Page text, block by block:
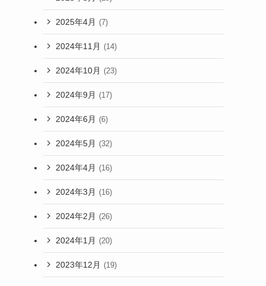
2025年4月 (7)
2024年11月 (14)
2024年10月 (23)
2024年9月 (17)
2024年6月 (6)
2024年5月 (32)
2024年4月 (16)
2024年3月 (16)
2024年2月 (26)
2024年1月 (20)
2023年12月 (19)